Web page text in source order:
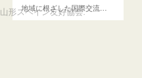
地域に根ざした国際交流…
山形スペイン友好協会.